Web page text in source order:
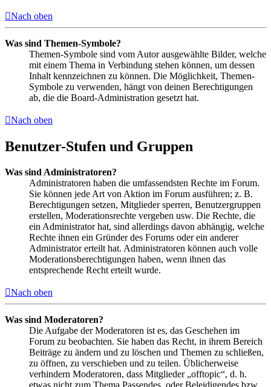
Nach oben
Was sind Themen-Symbole?
Themen-Symbole sind vom Autor ausgewählte Bilder, welche
mit einem Thema in Verbindung stehen können, um dessen
Inhalt kennzeichnen zu können. Die Möglichkeit, Themen-
Symbole zu verwenden, hängt von deinen Berechtigungen
ab, die die Board-Administration gesetzt hat.
Nach oben
Benutzer-Stufen und Gruppen
Was sind Administratoren?
Administratoren haben die umfassendsten Rechte im Forum.
Sie können jede Art von Aktion im Forum ausführen; z. B.
Berechtigungen setzen, Mitglieder sperren, Benutzergruppen
erstellen, Moderationsrechte vergeben usw. Die Rechte, die
ein Administrator hat, sind allerdings davon abhängig, welche
Rechte ihnen ein Gründer des Forums oder ein anderer
Administrator erteilt hat. Administratoren können auch volle
Moderationsberechtigungen haben, wenn ihnen das
entsprechende Recht erteilt wurde.
Nach oben
Was sind Moderatoren?
Die Aufgabe der Moderatoren ist es, das Geschehen im
Forum zu beobachten. Sie haben das Recht, in ihrem Bereich
Beiträge zu ändern und zu löschen und Themen zu schließen,
zu öffnen, zu verschieben und zu teilen. Üblicherweise
verhindern Moderatoren, dass Mitglieder „offtopic“, d. h.
etwas nicht zum Thema Passendes, oder Beleidigendes bzw.